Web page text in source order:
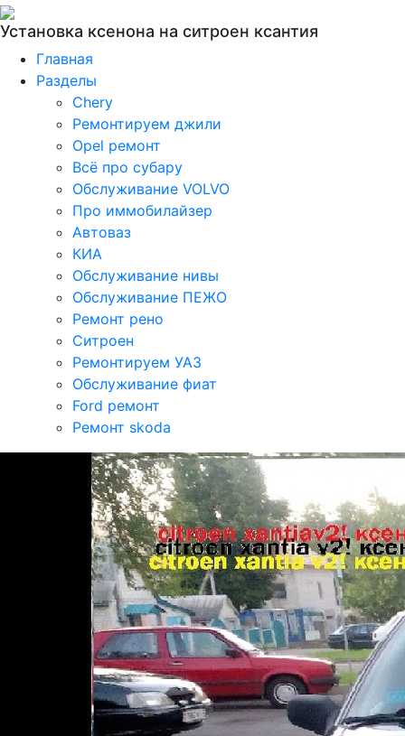
Установка ксенона на ситроен ксантия
Главная
Разделы
Chery
Ремонтируем джили
Opel ремонт
Всё про субару
Обслуживание VOLVO
Про иммобилайзер
Автоваз
КИА
Обслуживание нивы
Обслуживание ПЕЖО
Ремонт рено
Ситроен
Ремонтируем УАЗ
Обслуживание фиат
Ford ремонт
Ремонт skoda